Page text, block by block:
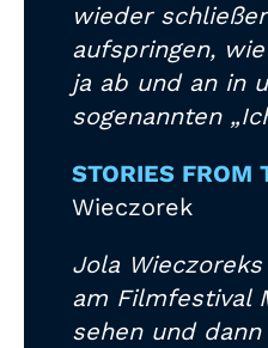
wieder
aufspringen,
ja ab und an in
sogenannten
STORIES FROM
Wieczorek
Jola
am Filmfestival
sehen und